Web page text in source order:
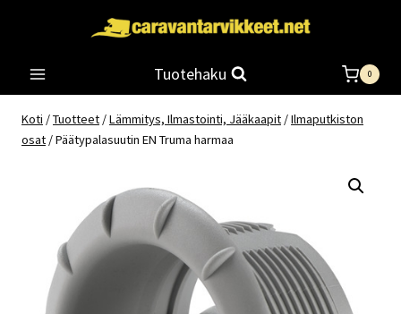
Tuotehaku 0
Koti /Tuotteet /Lämmitys, Ilmastointi, Jääkaapit /Ilmaputkiston
osat /Päätypalasuutin EN Truma harmaa